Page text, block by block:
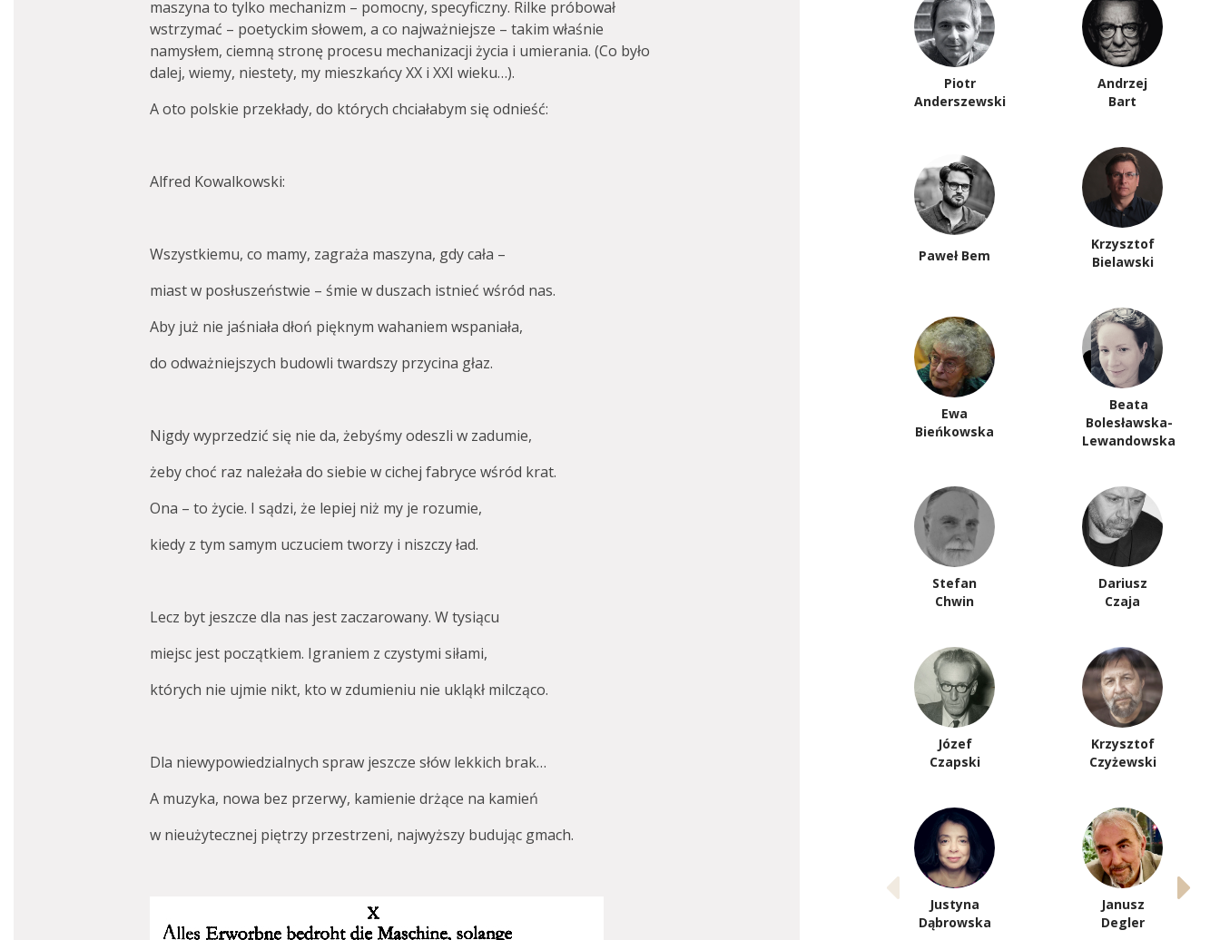
maszyna to tylko mechanizm – pomocny, specyficzny. Rilke próbował
wstrzymać – poetyckim słowem, a co najważniejsze – takim właśnie
namysłem, ciemną stronę procesu mechanizacji życia i umierania. (Co było
dalej, wiemy, niestety, my mieszkańcy XX i XXI wieku…).
A oto polskie przekłady, do których chciałabym się odnieść:
Alfred Kowalkowski:
Wszystkiemu, co mamy, zagraża maszyna, gdy cała –
miast w posłuszeństwie – śmie w duszach istnieć wśród nas.
Aby już nie jaśniała dłoń pięknym wahaniem wspaniała,
do odważniejszych budowli twardszy przycina głaz.
Nigdy wyprzedzić się nie da, żebyśmy odeszli w zadumie,
żeby choć raz należała do siebie w cichej fabryce wśród krat.
Ona – to życie. I sądzi, że lepiej niż my je rozumie,
kiedy z tym samym uczuciem tworzy i niszczy ład.
Lecz byt jeszcze dla nas jest zaczarowany. W tysiącu
miejsc jest początkiem. Igraniem z czystymi siłami,
których nie ujmie nikt, kto w zdumieniu nie ukląkł milcząco.
Dla niewypowiedzialnych spraw jeszcze słów lekkich brak…
A muzyka, nowa bez przerwy, kamienie drżące na kamień
w nieużytecznej piętrzy przestrzeni, najwyższy budując gmach.
Piotr
Anderszewski
Andrzej
Bart
Paweł Bem
Krzysztof
Bielawski
Ewa
Bieńkowska
Beata
Bolesławska-
Lewandowska
Stefan
Chwin
Dariusz
Czaja
Józef
Czapski
Krzysztof
Czyżewski
Justyna
Dąbrowska
Janusz
Degler